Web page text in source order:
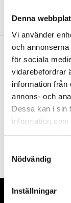
Denna
Vi använder
och
för sociala
vidarebefordrar
information från
annons- och
Dessa kan i sin
information
Nödvändig
Inställningar